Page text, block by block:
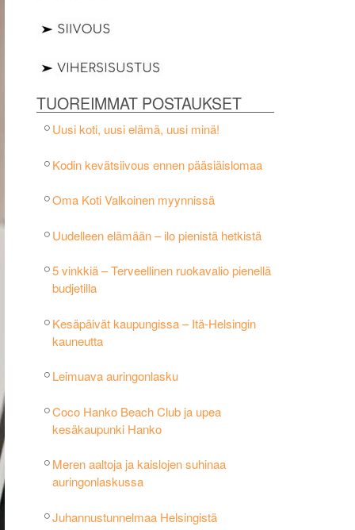
TUOREIMMAT POSTAUKSET
Uusi koti, uusi elämä, uusi minä!
Kodin kevätsiivous ennen pääsiäislomaa
Oma Koti Valkoinen myynnissä
Uudelleen elämään – ilo pienistä hetkistä
5 vinkkiä – Terveellinen ruokavalio pienellä
budjetilla
Kesäpäivät kaupungissa – Itä-Helsingin
kauneutta
Leimuava auringonlasku
Coco Hanko Beach Club ja upea
kesäkaupunki Hanko
Meren aaltoja ja kaislojen suhinaa
auringonlaskussa
Juhannustunnelmaa Helsingistä